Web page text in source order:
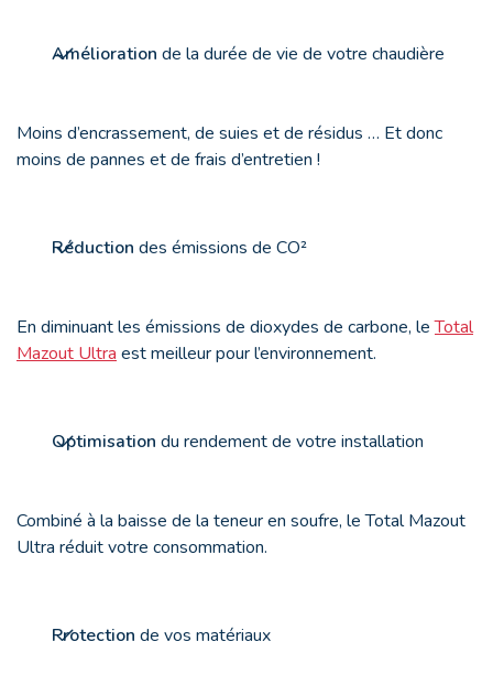
Amélioration de la durée de vie de votre chaudière
Moins d’encrassement, de suies et de résidus … Et donc
moins de pannes et de frais d’entretien !
Réduction des émissions de CO²
En diminuant les émissions de dioxydes de carbone, leTotal
Mazout Ultra est meilleur pour l’environnement.
Optimisation du rendement de votre installation
Combiné à la baisse de la teneur en soufre, le Total Mazout
Ultra réduit votre consommation.
Protection de vos matériaux